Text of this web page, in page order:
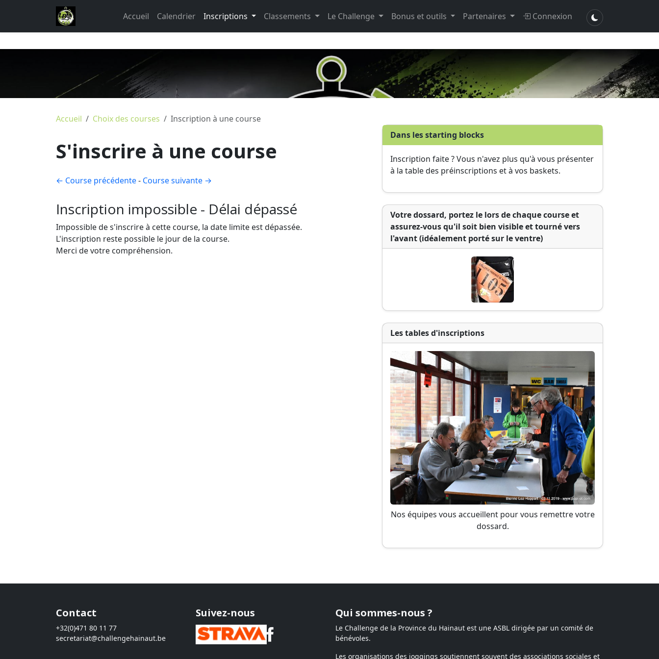
Accueil Calendrier Inscriptions Classements Le Challenge Bonus et outils Partenaires Connexion
Accueil Choix des courses Inscription à une course
S'inscrire à une course
← Course précédente- Course suivante →
Inscription impossible - Délai dépassé
Impossible de s'inscrire à cette course, la date limite est dépassée.
L'inscription reste possible le jour de la course.
Merci de votre compréhension.
Dans les starting blocks
Inscription faite ? Vous n'avez plus qu'à vous présenter
à la table des préinscriptions et à vos baskets.
Votre dossard, portez le lors de chaque course et
assurez-vous qu'il soit bien visible et tourné vers
l'avant (idéalement porté sur le ventre)
Les tables d'inscriptions
Nos équipes vous accueillent pour vous remettre votre
dossard.
Contact
+32(0)471 80 11 77
secretariat@challengehainaut.be
Suivez-nous Qui sommes-nous ?
Le Challenge de la Province du Hainaut est une ASBL dirigée par un comité de
bénévoles.
Les organisations des joggings soutiennent souvent des associations sociales et